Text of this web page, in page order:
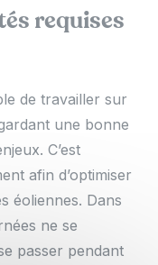
requises
de travailler sur
une bonne
C’est
afin d’optimiser
éoliennes. Dans
ne se
passer pendant